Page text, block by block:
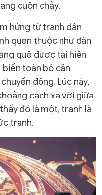
cuộn chảy.
hứng từ tranh dân
quen thuộc như đàn
quê được tái hiện
biến toàn bộ căn
động. Lúc này,
cách xa vời giữa
đó là một, tranh là
tranh.